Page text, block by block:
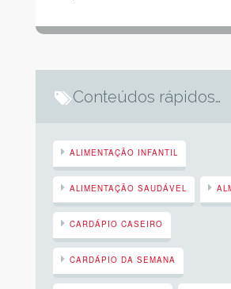
Conteúdos rápidos…
ALIMENTAÇÃO INFANTIL
ALIMENTAÇÃO SAUDÁVEL
CARDÁPIO CASEIRO
CARDÁPIO DA SEMANA